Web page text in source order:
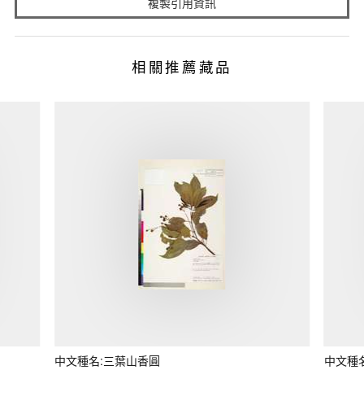
相關推薦藏品
中文種名:三葉山香圓 中文種